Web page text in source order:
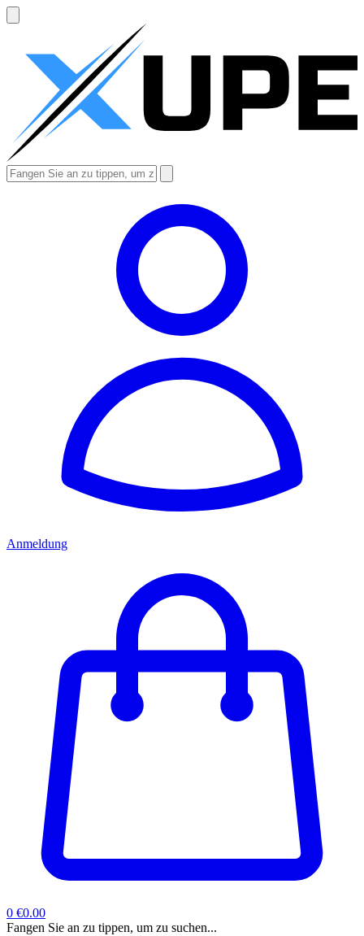
Anmeldung
0 €0.00
Fangen Sie an zu tippen, um zu suchen...